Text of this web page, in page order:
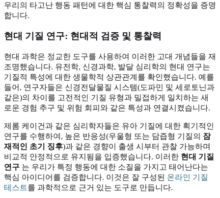
우리의 타고난 행동 패턴에 대한 핵심 통찰력의 정확성을 증명
합니다.
현대 기질 연구: 현대적 검증 및 통찰력
현대 과학은 정교한 도구를 사용하여 이러한 고대 개념들을 재
조명했습니다. 유전학, 신경과학, 발달 심리학의 현대 연구는
기질적 특성에 대한 생물학적 상관관계를 확인했습니다. 예를
들어, 연구자들은 신경전달물질 시스템(도파민 및 세로토닌과
같은)의 차이를 고전적인 기질 유형과 밀접하게 일치하는 새
로운 경험 추구 및 위험 회피와 같은 특성과 연결시켰습니다.
제롬 케이건과 같은 심리학자들은 유아 기질에 대한 획기적인
연구를 수행하여, 높은 반응성(우울형 또는 담즙형 기질의 잠
재적인 초기 징후)과 같은 경향이 출생 시부터 관찰 가능하며
비교적 안정적으로 유지됨을 입증했습니다. 이러한 현대 기질
연구 는 우리가 특정 행동에 대한 소질을 가지고 태어난다는
핵심 아이디어를 검증합니다. 이것은 잘 구성된 온라인 기질
테스트를 과학적으로 근거 있는 도구로 만듭니다.